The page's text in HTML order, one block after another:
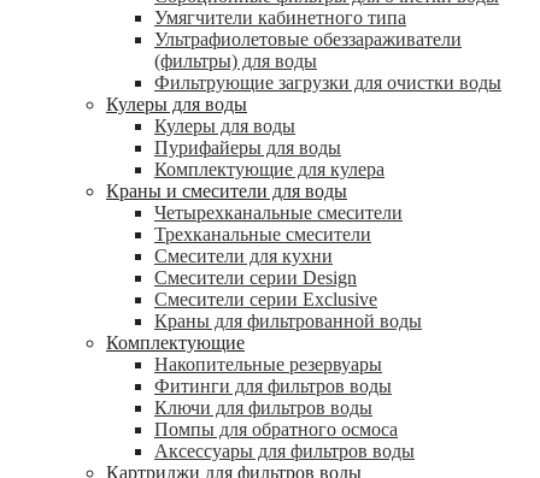
Умягчители кабинетного типа
Ультрафиолетовые обеззараживатели
(фильтры) для воды
Фильтрующие загрузки для очистки воды
Кулеры для воды
Кулеры для воды
Пурифайеры для воды
Комплектующие для кулера
Краны и смесители для воды
Четырехканальные смесители
Трехканальные смесители
Смесители для кухни
Смесители серии Design
Смесители серии Exclusive
Краны для фильтрованной воды
Комплектующие
Накопительные резервуары
Фитинги для фильтров воды
Ключи для фильтров воды
Помпы для обратного осмоса
Аксессуары для фильтров воды
Картриджи для фильтров воды